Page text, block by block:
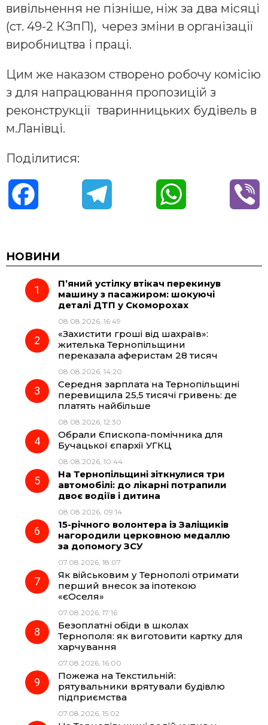
вивільнення не пізніше, ніж за два місяці
(ст. 49-2 КЗпП), через зміни в організації
виробництва і праці.
Цим же наказом створено робочу комісію
з для напрацювання пропозицій з
реконструкції тваринницьких будівель в
м.Ланівці.
Поділитися:
c
e
o
k
e
g
r
a
m
t
НОВИНИ
П’яний устілку втікач перекинув
машину з пасажиром: шокуючі
деталі ДТП у Скоморохах
08.08.2026, 16:49
«Захистити гроші від шахраїв»:
жителька Тернопільщини
переказала аферистам 28 тисяч
08.08.2026, 14:20
Середня зарплата на Тернопільщині
перевищила 25,5 тисячі гривень: де
платять найбільше
08.08.2026, 12:30
Обрали Єпископа-помічника для
Бучацької єпархії УГКЦ
08.08.2026, 10:44
На Тернопільщині зіткнулися три
автомобілі: до лікарні потрапили
двоє водіїв і дитина
08.08.2026, 09:14
15-річного волонтера із Заліщиків
нагородили церковною медаллю
за допомогу ЗСУ
07.08.2026, 18:07
Як військовим у Тернополі отримати
перший внесок за іпотекою
«єОселя»
07.08.2026, 17:16
Безоплатні обіди в школах
Тернополя: як виготовити картку для
харчування
07.08.2026, 16:00
Пожежа на Текстильній:
рятувальники врятували будівлю
підприємства
07.08.2026, 15:02